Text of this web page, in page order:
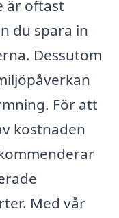
är oftast
du spara in
Dessutom
För att
kostnaden
Med vår